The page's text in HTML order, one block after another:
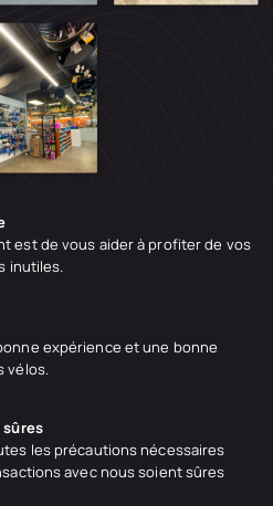
est de vous aider à profiter de vos
inutiles.
expérience et une bonne
vélos.
sûres
les précautions nécessaires
avec nous soient sûres